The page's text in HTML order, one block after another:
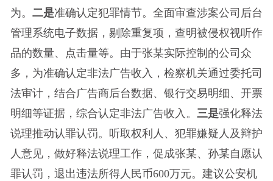
为。 二是准确认定犯罪情节。全面审查涉案公司后台
管理系统电子数据，剔除重复项，查明被侵权视听作
品的数量、点击量等。由于张某实际控制的公司众
多，为准确认定非法广告收入，检察机关通过委托司
法审计，结合广告商后台数据、银行交易明细、开票
明细等证据，综合认定非法广告收入。 三是强化释法
说理推动认罪认罚。听取权利人、犯罪嫌疑人及辩护
人意见，做好释法说理工作，促成张某、孙某自愿认
罪认罚，退出违法所得人民币600万元。建议公安机